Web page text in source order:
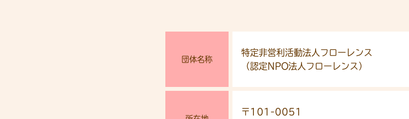
団体名称
特定非営利活動法人フローレンス
（認定NPO法人フローレンス）
〒101-0051